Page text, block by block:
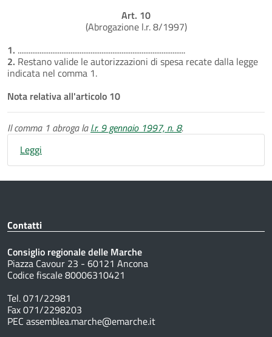
Art. 10
(Abrogazione l.r. 8/1997)
1. ............................................................................................
2. Restano valide le autorizzazioni di spesa recate dalla legge
indicata nel comma 1.
Nota relativa all'articolo 10
Il comma 1 abroga lal.r. 9 gennaio 1997, n. 8.
Leggi
Contatti
Consiglio regionale delle Marche
Piazza Cavour 23 - 60121 Ancona
Codice fiscale 80006310421
Tel. 071/22981
Fax 071/2298203
PEC assemblea.marche@emarche.it